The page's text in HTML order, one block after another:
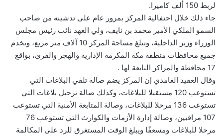
لربط 150 ألف كاميرا.
جاء ذلك خلال احتفالية المركز بمرور عام على تدشينه من صاحب
السمو الملكي الأمير محمد بن نايف، ولي العهد نائب رئيس مجلس
الوزراء وزير الداخلية، وتبلغ مساحة المركز 10 آلاف متر مربع، ويخدم
جميع محافظات منطقة مكة المكرمة الإدارية والهجر والقرى، بواقع
17 محافظة والمراكز التابعة لها .
وقال العقيد الغامدي إن المركز يضم صالة تلقي البلاغات التي
تستوعب 120 مستقبلا للبلاغات، وكذلك صالة ترحيل بلاغات التي
تستوعب 136 مرحلا للبلاغات، وصالة المتابعة الأمنية التي تستوعب
107 مراقبين، وصالة إدارة الأزمات والكوارث التي تستوعب 76
مرحلا للبلاغات ومسعفًا ويبلغ الوقت المستغرق للرد على المكالمة